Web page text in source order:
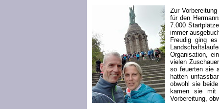
Zur
für den
7.000
immer
Freudig ging
Organisation,
vielen
so feuerten sie
hatten
obwohl sie
kamen sie
Vorbereitung,